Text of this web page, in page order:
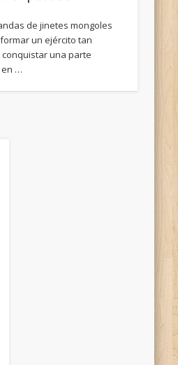
de jinetes mongoles
un ejército tan
una parte
en …